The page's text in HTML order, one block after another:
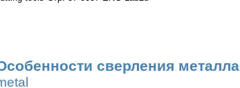
сверления металла